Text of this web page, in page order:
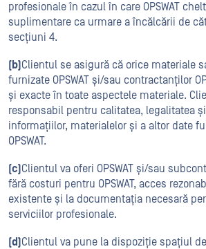
profesionale în cazul în care OPSWAT
suplimentare ca urmare a încălcării de
secțiuni 4.
(b)Clientul se asigură că orice materiale
furnizate OPSWAT și/sau contractanților
și exacte în toate aspectele materiale.
responsabil pentru calitatea, legalitatea
informațiilor, materialelor și a altor date
OPSWAT.
(c)Clientul va oferi OPSWAT și/sau
fără costuri pentru OPSWAT, acces
existente și la documentația necesară
serviciilor profesionale.
(d)Clientul va pune la dispoziție spațiul